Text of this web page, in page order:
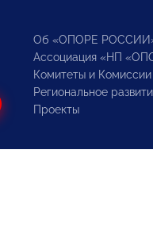
Об «ОПОРЕ
Ассоциация «НП
Комитеты и Комиссии
Региональное
Проекты